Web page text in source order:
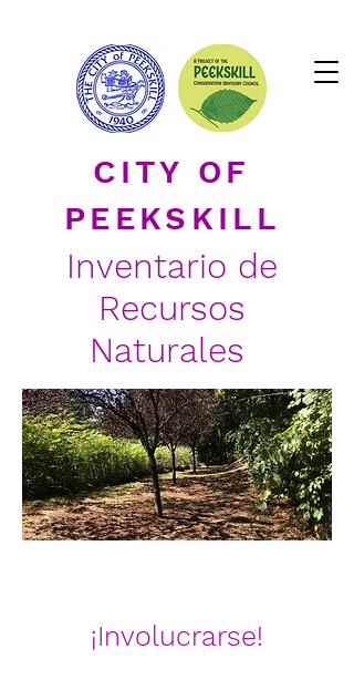
C ITY OF
PEEKSKILL
Inventario de
Recursos
Naturales
¡Involucrarse!